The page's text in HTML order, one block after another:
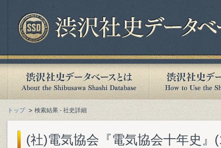
トップ 検索結果 - 社史詳細
(社)電気協会『電気協会十年史』